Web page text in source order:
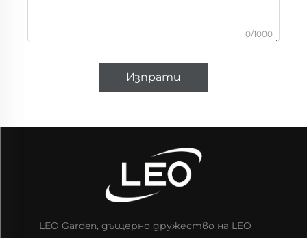
0/1000
Изпрати
LEO Garden, дъщерно дружество на LEO